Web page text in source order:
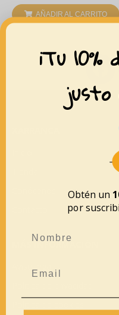
AÑADIR AL CARRITO
MÁS INFORMACIÓN
¡Tu
justo
Obtén un
por